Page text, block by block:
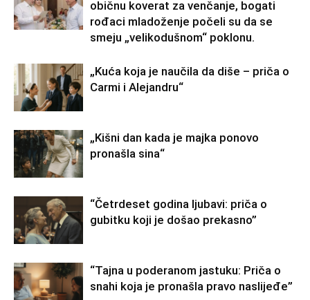
običnu koverat za venčanje, bogati
rođaci mladoženje počeli su da se
smeju „velikodušnom“ poklonu.
„Kuća koja je naučila da diše – priča o
Carmi i Alejandru“
„Kišni dan kada je majka ponovo
pronašla sina“
“Četrdeset godina ljubavi: priča o
gubitku koji je došao prekasno”
“Tajna u poderanom jastuku: Priča o
snahi koja je pronašla pravo naslijeđe”